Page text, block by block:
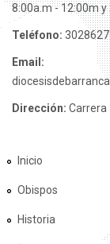
8:00a.m - 12:00m
Teléfono:
Email:
Dirección: Carrera
Inicio
Obispos
Historia